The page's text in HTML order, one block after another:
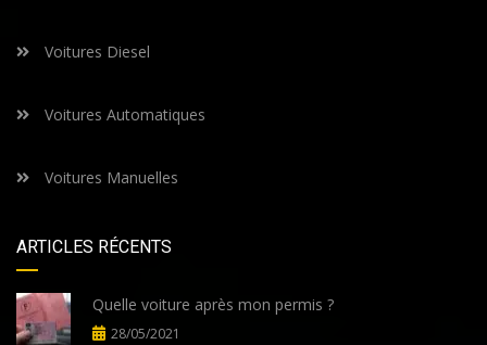
Voitures Diesel
Voitures Automatiques
Voitures Manuelles
ARTICLES RÉCENTS
Quelle voiture après mon permis ?
28/05/2021